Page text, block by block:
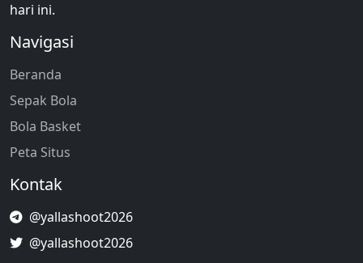
hari ini.
Navigasi
Beranda
Sepak Bola
Bola Basket
Peta Situs
Kontak
@yallashoot2026
@yallashoot2026